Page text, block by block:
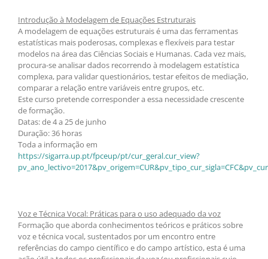
Introdução à Modelagem de Equações Estruturais
A modelagem de equações estruturais é uma das ferramentas
estatísticas mais poderosas, complexas e flexíveis para testar
modelos na área das Ciências Sociais e Humanas. Cada vez mais,
procura-se analisar dados recorrendo à modelagem estatística
complexa, para validar questionários, testar efeitos de mediação,
comparar a relação entre variáveis entre grupos, etc.
Este curso pretende corresponder a essa necessidade crescente
de formação.
Datas: de 4 a 25 de junho
Duração: 36 horas
Toda a informação em
https://sigarra.up.pt/fpceup/pt/cur_geral.cur_view?
Voz e Técnica Vocal: Práticas para o uso adequado da voz
Formação que aborda conhecimentos teóricos e práticos sobre
voz e técnica vocal, sustentados por um encontro entre
referências do campo científico e do campo artístico, esta é uma